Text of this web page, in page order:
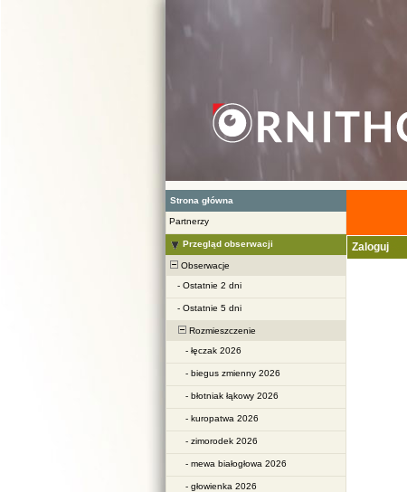
Strona główna
Partnerzy
Przegląd obserwacji
Obserwacje
- Ostatnie 2 dni
- Ostatnie 5 dni
Rozmieszczenie
- łęczak 2026
- biegus zmienny 2026
- błotniak łąkowy 2026
- kuropatwa 2026
- zimorodek 2026
- mewa białogłowa 2026
- głowienka 2026
Zaloguj